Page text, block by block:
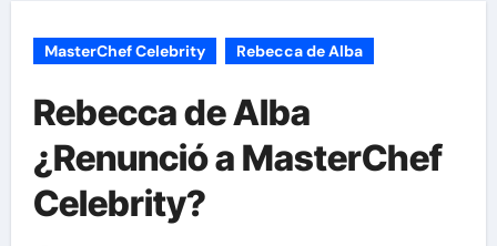
MasterChef Celebrity Rebecca de Alba
Rebecca de Alba
¿Renunció a MasterChef
Celebrity?